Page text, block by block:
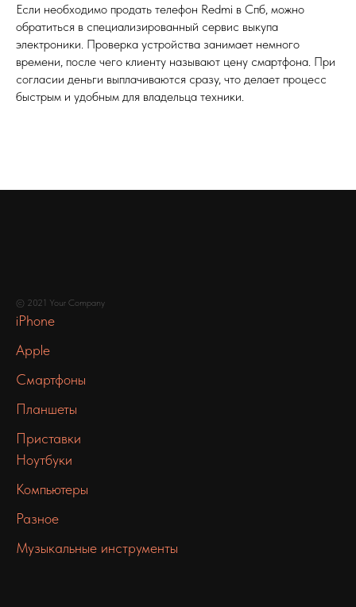
Если необходимо продать телефон Redmi в Спб, можно
обратиться в специализированный сервис выкупа
электроники. Проверка устройства занимает немного
времени, после чего клиенту называют цену смартфона. При
согласии деньги выплачиваются сразу, что делает процесс
быстрым и удобным для владельца техники.
© 2021 Your Company
iPhone
Apple
Смартфоны
Планшеты
Приставки
Ноутбуки
Компьютеры
Разное
Музыкальные инструменты